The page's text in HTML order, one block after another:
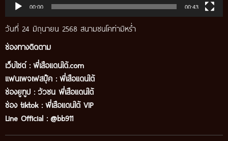
00:00 00:43
วันที่ 24 มิถุนายน 2568 สนามชนโคท่ามิหร่ำ
ช่องทางติดตาม
เว็บไซต์ : พี่เสือแดนใต้.com
แฟนเพจเฟสบุ๊ค : พี่เสือแดนใต้
ช่องยูทูป : วัวชน พี่เสือแดนใต้
ช่อง tiktok : พี่เสือแดนใต้ VIP
Line Official : @bb911